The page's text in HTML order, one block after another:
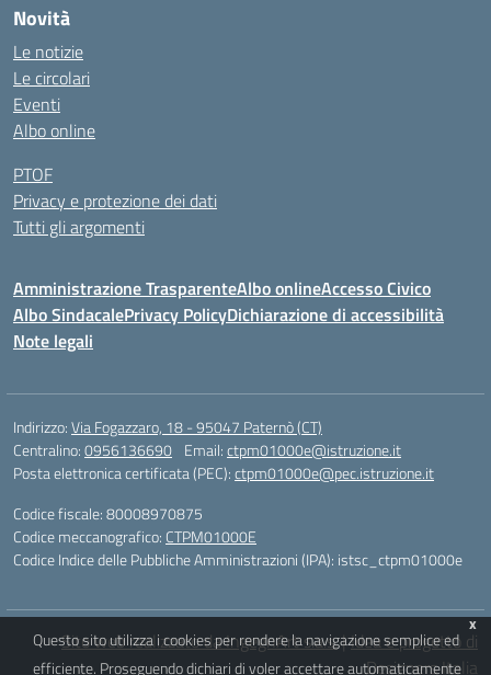
Novità
Le notizie
Le circolari
Eventi
Albo online
PTOF
Privacy e protezione dei dati
Tutti gli argomenti
Amministrazione TrasparenteAlbo onlineAccesso Civico
Albo SindacalePrivacy PolicyDichiarazione di accessibilità
Note legali
Indirizzo:Via Fogazzaro, 18 - 95047 Paternò (CT)
Centralino:0956136690 Email:ctpm01000e@istruzione.it
Posta elettronica certificata (PEC):ctpm01000e@pec.istruzione.it
Codice fiscale: 80008970875
Codice meccanografico: CTPM01000E
Codice Indice delle Pubbliche Amministrazioni (IPA): istsc_ctpm01000e
Sito web realizzato da IngegnArt s.a.s.|Idea e progetto di
Designers Italia
x
Questo sito utilizza i cookies per rendere la navigazione semplice ed
efficiente. Proseguendo dichiari di voler accettare automaticamente